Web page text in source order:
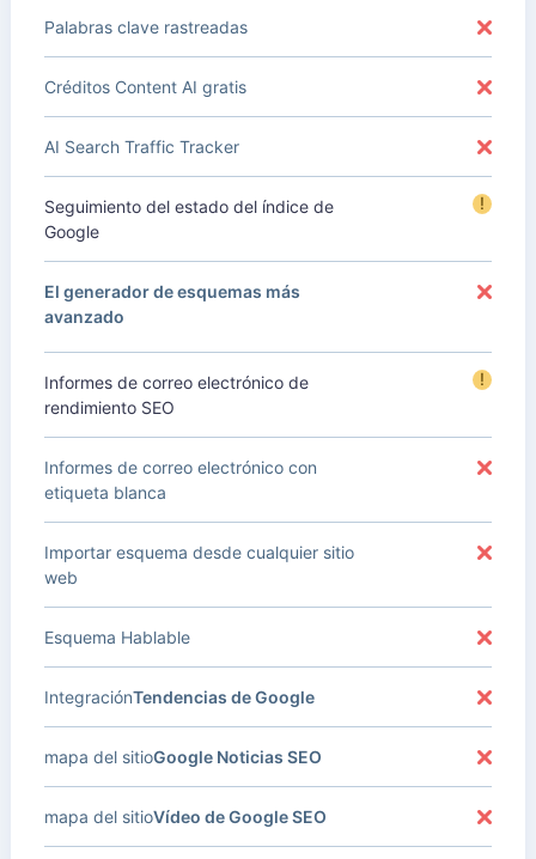
Palabras clave rastreadas
Créditos Content AI gratis
AI Search Traffic Tracker
Seguimiento del estado del índice de
Google
!
El generador de esquemas más
avanzado
Informes de correo electrónico de
rendimiento SEO
!
Informes de correo electrónico con
etiqueta blanca
Importar esquema desde cualquier sitio
web
Esquema Hablable
Tendencias de Google
Integración
Google Noticias SEO
mapa del sitio
Vídeo de Google SEO
mapa del sitio